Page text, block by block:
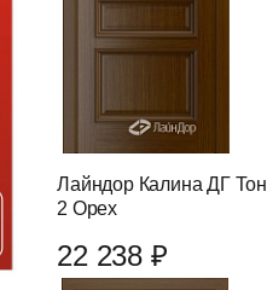
Лайндор Калина ДГ Тон
2 Орех
22 238 ₽